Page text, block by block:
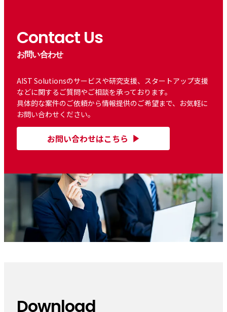
Contact Us
お問い合わせ
AIST Solutionsのサービスや研究支援、スタートアップ支援
などに関するご質問やご相談を承っております。
具体的な案件のご依頼から情報提供のご希望まで、お気軽に
お問い合わせください。
お問い合わせはこちら
Download